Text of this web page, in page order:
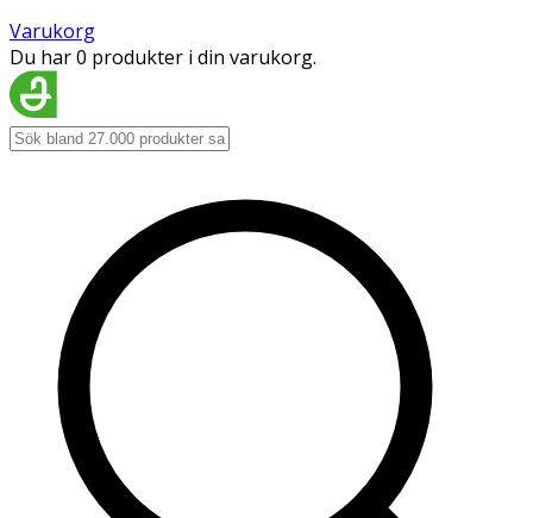
Varukorg
Du har 0 produkter i din varukorg.